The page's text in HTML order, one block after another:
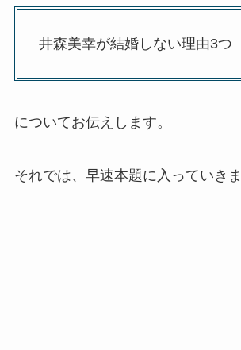
井森美幸が結婚しない理由3つ
についてお伝えします。
それでは、早速本題に入っていき